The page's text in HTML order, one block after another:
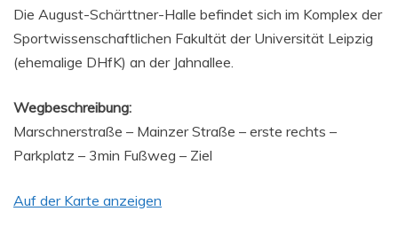
Die August-Schärttner-Halle befindet sich im Komplex der
Sportwissenschaftlichen Fakultät der Universität Leipzig
(ehemalige DHfK) an der Jahnallee.
Wegbeschreibung:
Marschnerstraße – Mainzer Straße – erste rechts –
Parkplatz – 3min Fußweg – Ziel
Auf der Karte anzeigen